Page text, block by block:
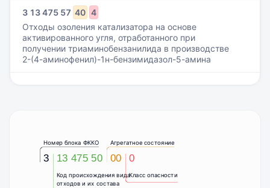
3 13475 57 40 4
Отходы озоления катализатора на основе
активированного угля, отработанного при
получении триаминобензанилида в производстве
2-(4-аминофенил)-1н-бензимидазол-5-амина
3
Номер блока ФККО
Код происхождения вида
отходов и их состава
13 475 50
Агрегатное состояние
00
Класс опасности
0